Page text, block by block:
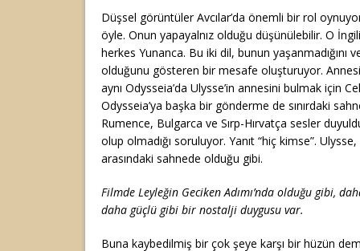
Düşsel görüntüler Avcılar’da önemli bir rol
öyle. Onun yapayalnız olduğu düşünülebilir. O
herkes Yunanca. Bu iki dil, bunun yaşanmadığını
olduğunu gösteren bir mesafe oluşturuyor.
aynı Odysseia’da Ulysse’in annesini bulmak için
Odysseia’ya başka bir gönderme de sınırdaki
Rumence, Bulgarca ve Sırp-Hırvatça sesler
olup olmadığı soruluyor. Yanıt “hiç kimse”.
arasındaki sahnede olduğu gibi.
Filmde Leyleğin Geciken Adımı’nda olduğu gibi,
daha güçlü gibi bir nostalji duygusu var.
Buna kaybedilmiş bir çok şeye karşı bir hüzün